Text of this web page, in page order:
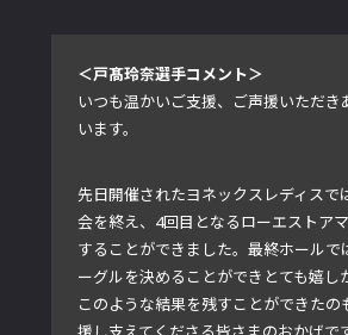
＜戸髙玲奈選手コメント＞
いつも温かいご支援、ご声援いただき
います。
先日開催されたヨネックスレディスで
会を終え、4回目となるローエストア
することができました。最終ホールで
ーグルを決めることができとても嬉し
このような結果を残すことができたの